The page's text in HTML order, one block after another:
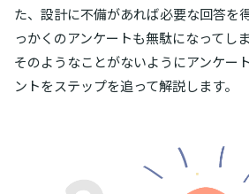
た、設計に不備があれば必要な回答を
っかくのアンケートも無駄になってし
そのようなことがないようにアンケー
ントをステップを追って解説します。